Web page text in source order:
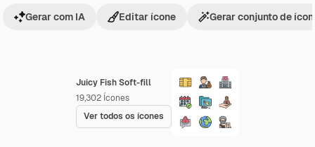
Juicy Fish Soft-fill
19,302 Ícones
Ver todos os ícones
Gerar com IA Editar ícone Gerar conjunto de